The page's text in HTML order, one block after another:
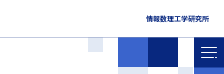
情報数理工学研究所